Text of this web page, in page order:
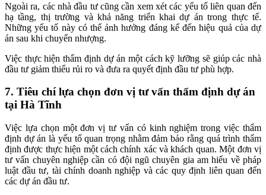
Ngoài ra, các nhà đầu tư cũng cần xem xét các yếu tố liên quan đến
hạ tầng, thị trường và khả năng triển khai dự án trong thực tế.
Những yếu tố này có thể ảnh hưởng đáng kể đến hiệu quả của dự
án sau khi chuyển nhượng.
Việc thực hiện thẩm định dự án một cách kỹ lưỡng sẽ giúp các nhà
đầu tư giảm thiểu rủi ro và đưa ra quyết định đầu tư phù hợp.
7. Tiêu chí lựa chọn đơn vị tư vấn thẩm định dự án
tại Hà Tĩnh
Việc lựa chọn một đơn vị tư vấn có kinh nghiệm trong việc thẩm
định dự án là yếu tố quan trọng nhằm đảm bảo rằng quá trình thẩm
định được thực hiện một cách chính xác và khách quan. Một đơn vị
tư vấn chuyên nghiệp cần có đội ngũ chuyên gia am hiểu về pháp
luật đầu tư, tài chính doanh nghiệp và các quy định liên quan đến
các dự án đầu tư.